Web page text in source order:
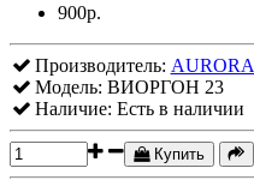
900р.
Производитель: AURORA
Модель: ВИОРГОН 23
Наличие: Есть в наличии
Купить